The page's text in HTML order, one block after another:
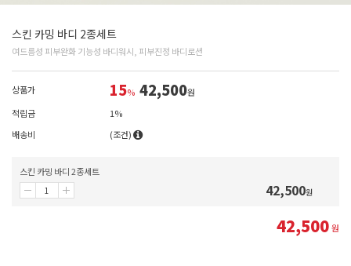
스킨 카밍 바디 2종세트
여드름성 피부완화 기능성 바디워시, 피부진정 바디로션
상품가 15% 42,500원
적립금
1%
배송비
(조건)
스킨 카밍 바디 2종세트
42,500원
42,500원